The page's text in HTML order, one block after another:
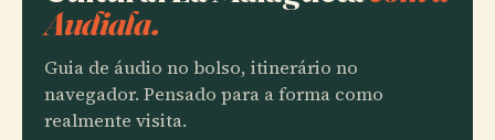
Audiala.
Guia de áudio no bolso, itinerário no
navegador. Pensado para a forma como
realmente visita.